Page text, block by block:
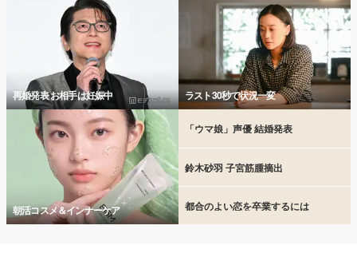
再婚発表 お相手は妊娠中 ラスト30秒で状況一変
朝活コスメ＆インナーケア
「ウマ娘」声優 結婚発表
鈴木砂羽 子宮筋腫摘出
都合のよい恋を卒業するには